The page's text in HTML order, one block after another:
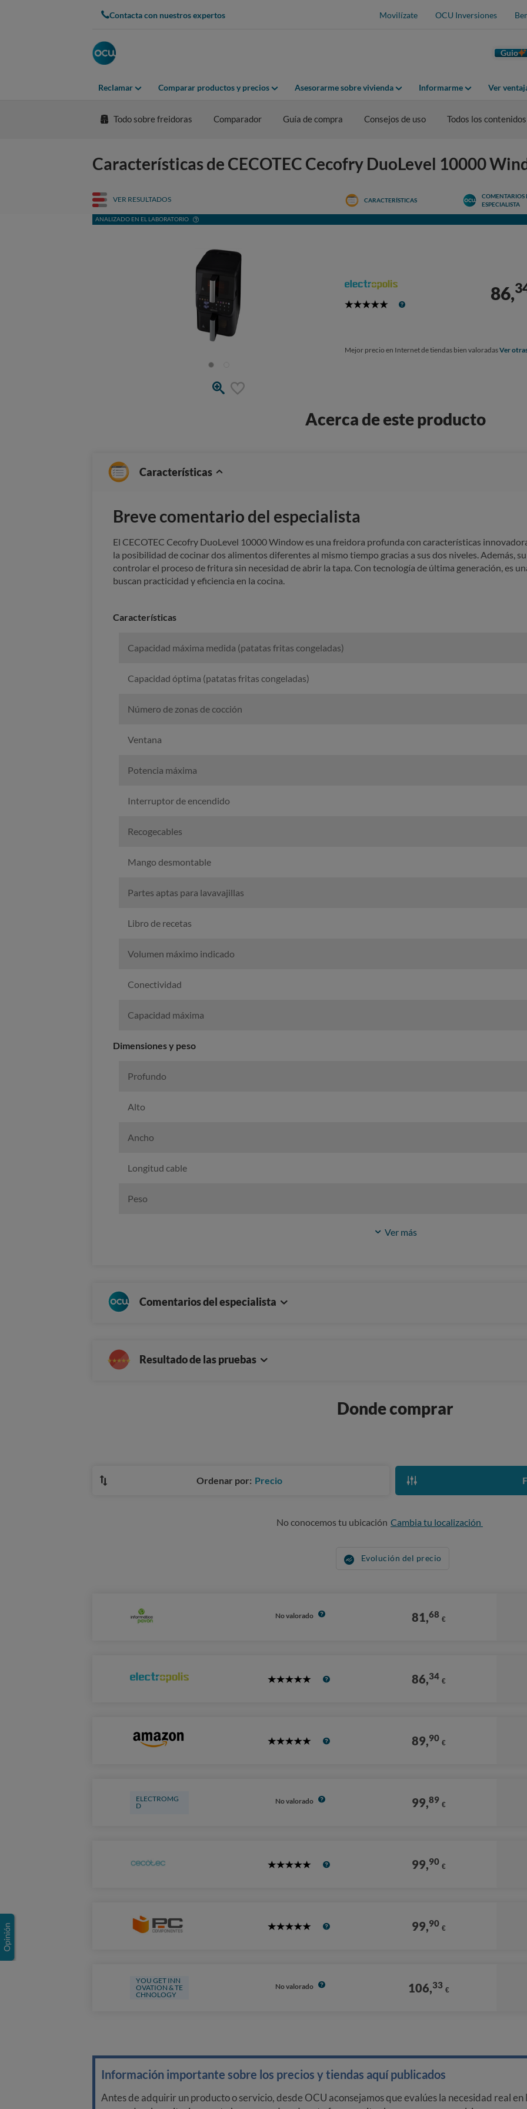
Contacta con nuestros expertos Movilízate OCU Inversiones
Guio
Reclamar Comparar productos y precios Asesorarme sobre vivienda Informarme Ver
Todo sobre freidoras Comparador Guía de compra Consejos de uso Todos los contenidos
Características de CECOTEC Cecofry DuoLevel 10000
VER RESULTADOS
ANALIZADO EN EL LABORATORIO
CARACTERÍSTICAS
COMENTARIOS
ESPECIALISTA
5
86,
Mejor precio en Internet de tiendas bien valoradasVer
Acerca de este producto
Características
Breve comentario del especialista
El CECOTEC Cecofry DuoLevel 10000 Window es una freidora profunda con características
la posibilidad de cocinar dos alimentos diferentes al mismo tiempo gracias a sus dos niveles. Además,
controlar el proceso de fritura sin necesidad de abrir la tapa. Con tecnología de última generación, es
buscan practicidad y eficiencia en la cocina.
Características
Capacidad máxima medida (patatas fritas congeladas)
Capacidad óptima (patatas fritas congeladas)
Número de zonas de cocción
Ventana
Potencia máxima
Interruptor de encendido
Recogecables
Mango desmontable
Partes aptas para lavavajillas
Libro de recetas
Volumen máximo indicado
Conectividad
Capacidad máxima
Dimensiones y peso
Profundo
Alto
Ancho
Longitud cable
Peso
Ver más
Comentarios del especialista
Resultado de las pruebas
Donde comprar
Ordenar por: Precio
No conocemos tu ubicación Cambia tu localización
Evolución del precio
No valorado 81,68 €
5
86,34 €
5
89,90 €
ELECTROMG
D
No valorado 99,89 €
5
99,90 €
5
99,90 €
YOU GET INN
OVATION & TE
CHNOLOGY
No valorado 106,33 €
Información importante sobre los precios y tiendas aquí publicados
Antes de adquirir un producto o servicio, desde OCU aconsejamos que evalúes la necesidad real